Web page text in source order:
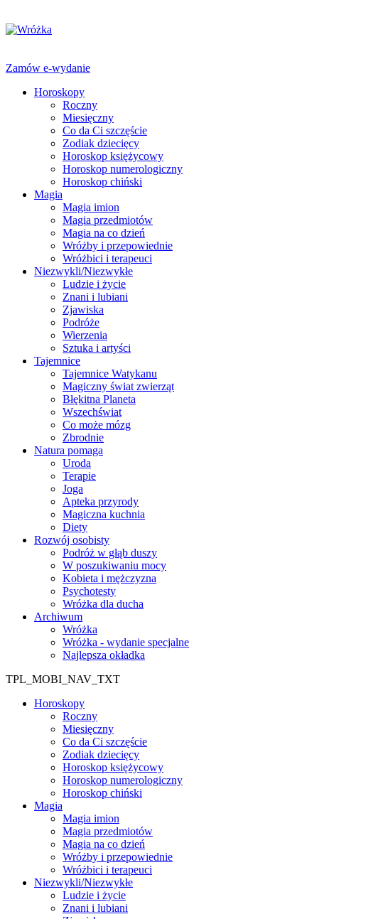
Zamów e-wydanie
Horoskopy
Roczny
Miesięczny
Co da Ci szczęście
Zodiak dziecięcy
Horoskop księżycowy
Horoskop numerologiczny
Horoskop chiński
Magia
Magia imion
Magia przedmiotów
Magia na co dzień
Wróżby i przepowiednie
Wróżbici i terapeuci
Niezwykli/Niezwykłe
Ludzie i życie
Znani i lubiani
Zjawiska
Podróże
Wierzenia
Sztuka i artyści
Tajemnice
Tajemnice Watykanu
Magiczny świat zwierząt
Błękitna Planeta
Wszechświat
Co może mózg
Zbrodnie
Natura pomaga
Uroda
Terapie
Joga
Apteka przyrody
Magiczna kuchnia
Diety
Rozwój osobisty
Podróż w głąb duszy
W poszukiwaniu mocy
Kobieta i mężczyzna
Psychotesty
Wróżka dla ducha
Archiwum
Wróżka
Wróżka - wydanie specjalne
Najlepsza okładka
TPL_MOBI_NAV_TXT
Horoskopy
Roczny
Miesięczny
Co da Ci szczęście
Zodiak dziecięcy
Horoskop księżycowy
Horoskop numerologiczny
Horoskop chiński
Magia
Magia imion
Magia przedmiotów
Magia na co dzień
Wróżby i przepowiednie
Wróżbici i terapeuci
Niezwykli/Niezwykłe
Ludzie i życie
Znani i lubiani